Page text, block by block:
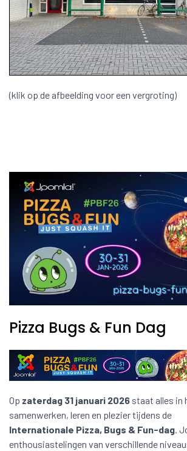
(klik op de afbeelding voor een vergroting)
Pizza Bugs & Fun Dag
Op zaterdag 31 januari 2026 staat alles in
samenwerken, leren en plezier tijdens de
Internationale Pizza, Bugs & Fun-dag.
enthousiastelingen van verschillende